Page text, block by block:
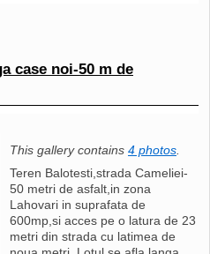
case noi-50 m de
This gallery contains 4 photos.
Teren Balotesti,strada Cameliei-
50 metri de asfalt,in zona
Lahovari in suprafata de
600mp,si acces pe o latura de 23
metri din strada cu latimea de